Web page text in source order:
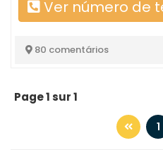
Ver número de
80 comentários
Page 1 sur 1
1